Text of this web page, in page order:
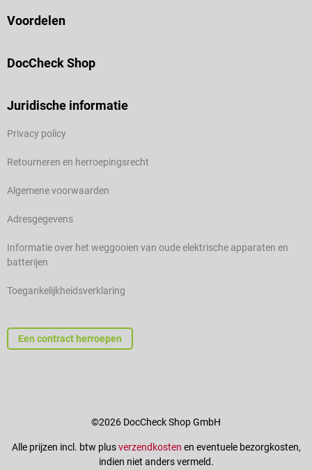
Voordelen
DocCheck Shop
Juridische informatie
Privacy policy
Retourneren en herroepingsrecht
Algemene voorwaarden
Adresgegevens
Informatie over het weggooien van oude elektrische apparaten en
batterijen
Toegankelijkheidsverklaring
Een contract herroepen
©2026 DocCheck Shop GmbH
Alle prijzen incl. btw plusverzendkosten en eventuele bezorgkosten,
indien niet anders vermeld.